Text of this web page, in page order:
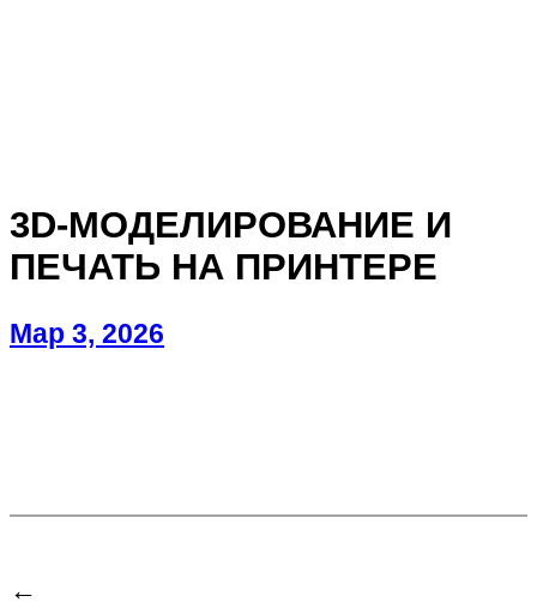
3D-МОДЕЛИРОВАНИЕ И
ПЕЧАТЬ НА ПРИНТЕРЕ
Мар 3, 2026
←